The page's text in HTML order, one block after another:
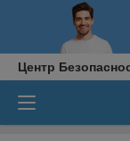
Центр